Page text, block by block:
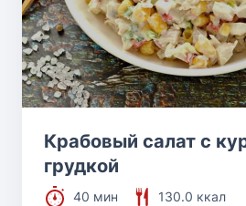
Крабовый салат с
грудкой
40 мин
130.0 ккал